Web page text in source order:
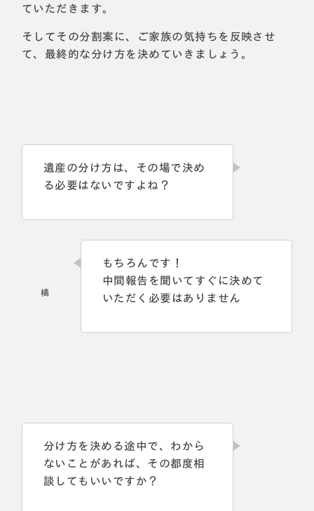
ていただきます。
そしてその分割案に、ご家族の気持ちを反映させ
て、最終的な分け方を決めていきましょう。
遺産の分け方は、その場で決め
る必要はないですよね？
もちろんです！
中間報告を聞いてすぐに決めて
いただく必要はありません
分け方を決める途中で、わから
ないことがあれば、その都度相
談してもいいですか？